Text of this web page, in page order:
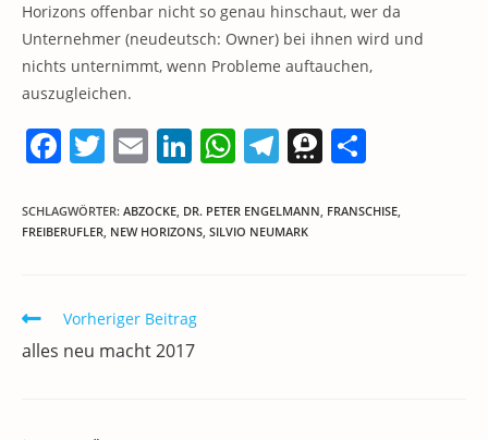
Horizons offenbar nicht so genau hinschaut, wer da
Unternehmer (neudeutsch: Owner) bei ihnen wird und
nichts unternimmt, wenn Probleme auftauchen,
auszugleichen.
F
c
e
o
o
T
itt
er
E
ai
l
Li
k
e
n
W
at
s
T
e
gr
T
re le
SCHLAGWÖRTER: ABZOCKE, DR. PETER ENGELMANN, FRANSCHISE,
FREIBERUFLER, NEW HORIZONS, SILVIO NEUMARK
Weitere
Artikel
ansehen
Vorheriger Beitrag
alles neu macht 2017